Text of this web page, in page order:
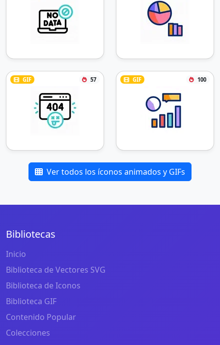
GIF 57 GIF 100
Ver todos los íconos animados y GIFs
Bibliotecas
Inicio
Biblioteca de Vectores SVG
Biblioteca de Iconos
Biblioteca GIF
Contenido Popular
Colecciones